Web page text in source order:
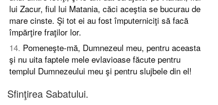
lui Zacur, fiul lui Matania, căci aceştia se bucurau de
mare cinste. Şi tot ei au fost împuterniciţi să facă
împărţire fraţilor lor.
14. Pomeneşte-mă, Dumnezeul meu, pentru aceasta
şi nu uita faptele mele evlavioase făcute pentru
templul Dumnezeului meu şi pentru slujbele din el!
Sfinţirea Sabatului.